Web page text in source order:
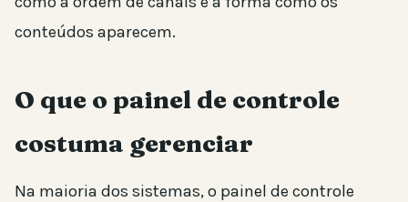
conteúdos aparecem.
O que o painel de controle
costuma gerenciar
Na maioria dos sistemas, o painel de controle